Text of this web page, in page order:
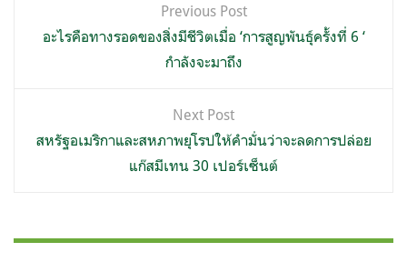
เรื่อง
Previous Post
อะไรคือทางรอดของสิ่งมีชีวิตเมื่อ ‘การสูญพันธุ์ครั้งที่ 6 ‘
กำลังจะมาถึง
Next Post
สหรัฐอเมริกาและสหภาพยุโรปให้คำมั่นว่าจะลดการปล่อย
แก๊สมีเทน 30 เปอร์เซ็นต์